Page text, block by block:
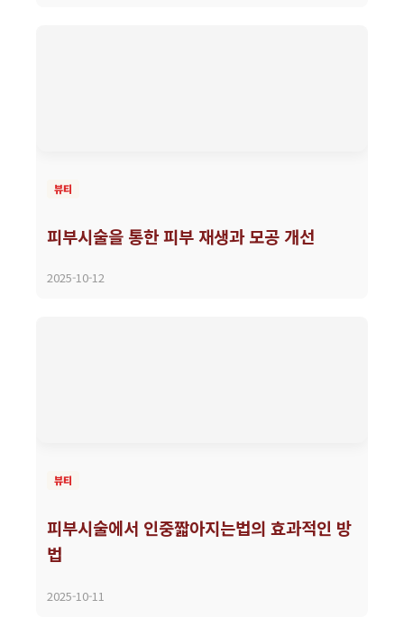
뷰티
피부시술을 통한 피부 재생과 모공 개선
2025-10-12
뷰티
피부시술에서 인중짧아지는법의 효과적인 방
법
2025-10-11